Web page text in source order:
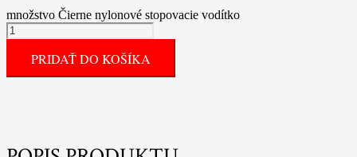
množstvo Čierne nylonové stopovacie vodítko
PRIDAŤ DO KOŠÍKA